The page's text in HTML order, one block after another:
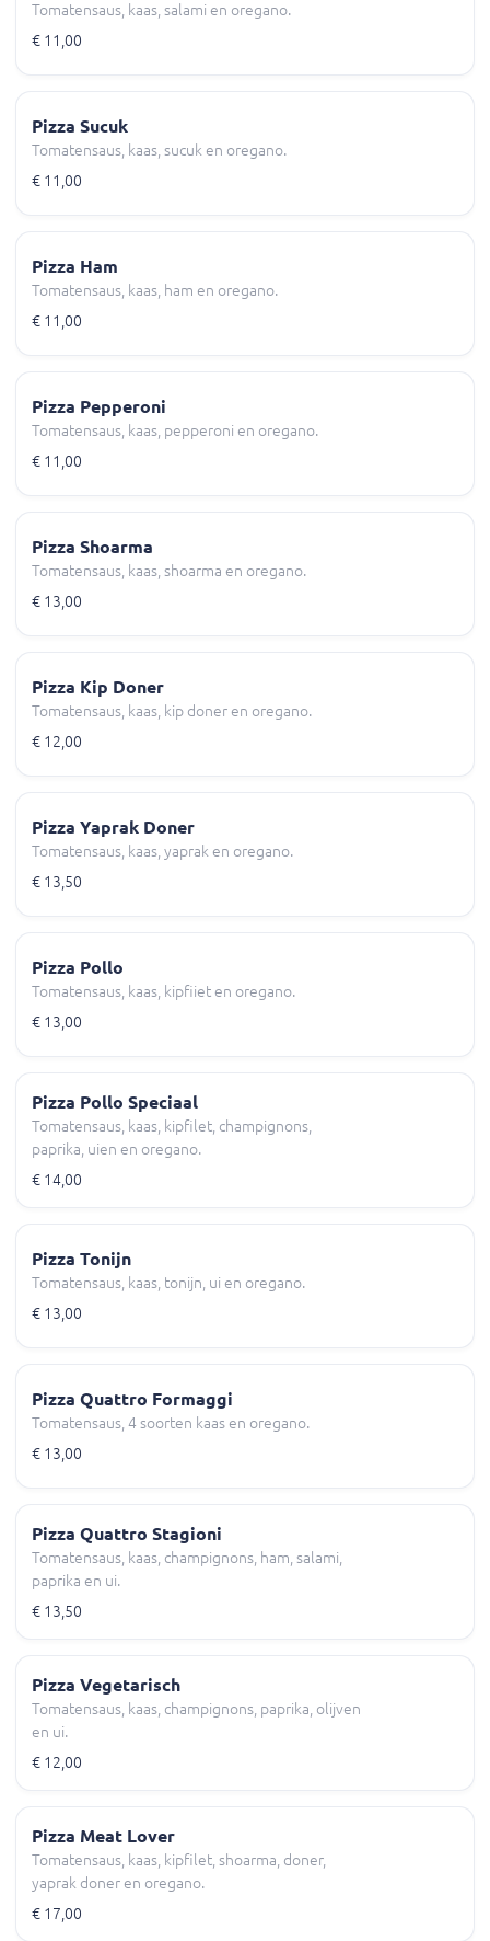
Tomatensaus, kaas, salami en oregano.
€ 11,00
Pizza Sucuk
Tomatensaus, kaas, sucuk en oregano.
€ 11,00
Pizza Ham
Tomatensaus, kaas, ham en oregano.
€ 11,00
Pizza Pepperoni
Tomatensaus, kaas, pepperoni en oregano.
€ 11,00
Pizza Shoarma
Tomatensaus, kaas, shoarma en oregano.
€ 13,00
Pizza Kip Doner
Tomatensaus, kaas, kip doner en oregano.
€ 12,00
Pizza Yaprak Doner
Tomatensaus, kaas, yaprak en oregano.
€ 13,50
Pizza Pollo
Tomatensaus, kaas, kipfiiet en oregano.
€ 13,00
Pizza Pollo Speciaal
Tomatensaus, kaas, kipfilet, champignons,
paprika, uien en oregano.
€ 14,00
Pizza Tonijn
Tomatensaus, kaas, tonijn, ui en oregano.
€ 13,00
Pizza Quattro Formaggi
Tomatensaus, 4 soorten kaas en oregano.
€ 13,00
Pizza Quattro Stagioni
Tomatensaus, kaas, champignons, ham, salami,
paprika en ui.
€ 13,50
Pizza Vegetarisch
Tomatensaus, kaas, champignons, paprika, olijven
en ui.
€ 12,00
Pizza Meat Lover
Tomatensaus, kaas, kipfilet, shoarma, doner,
yaprak doner en oregano.
€ 17,00